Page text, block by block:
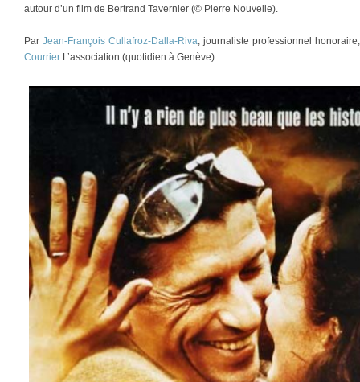
autour d’un film de Bertrand Tavernier (© Pierre Nouvelle).
Par Jean-François Cullafroz-Dalla-Riva , journaliste professionnel
Courrier L’association (quotidien à Genève).